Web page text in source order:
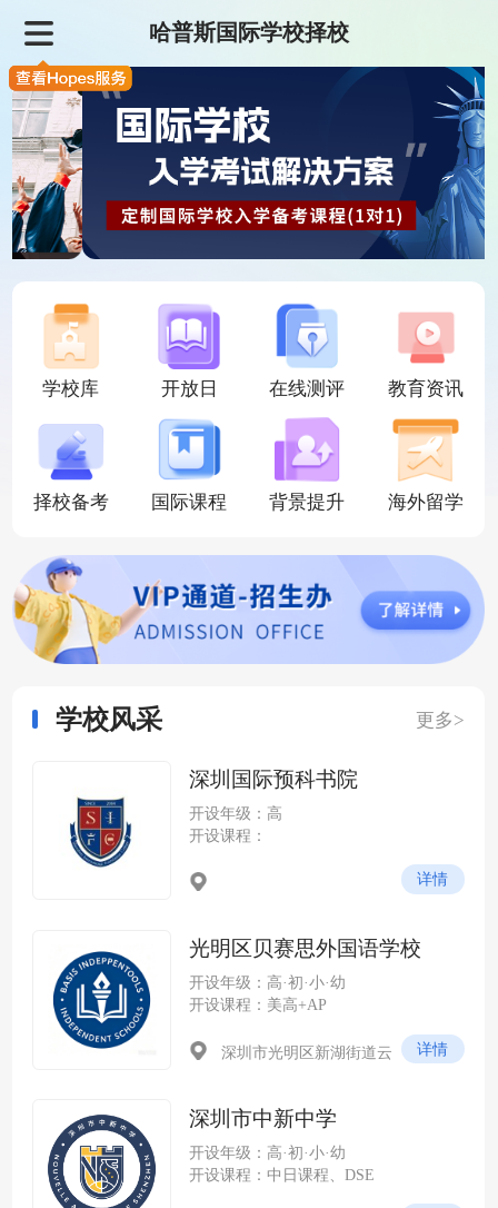
哈普斯国际学校择校
学校库 开放日 在线测评 教育资讯
择校备考 国际课程 背景提升 海外留学
学校风采 更多>
深圳国际预科书院
开设年级：高
开设课程：
详情
光明区贝赛思外国语学校
开设年级：高·初·小·幼
开设课程：美高+AP
深圳校区）
详情
深圳市中新中学
开设年级：高·初·小·幼
开设课程：中日课程、DSE